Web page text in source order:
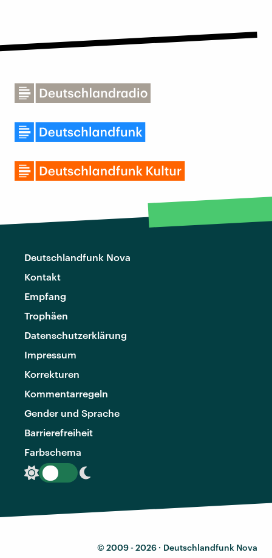
Deutschlandfunk Nova
Kontakt
Empfang
Trophäen
Datenschutzerklärung
Impressum
Korrekturen
Kommentarregeln
Gender und Sprache
Barrierefreiheit
Farbschema
© 2009 - 2026 · Deutschlandfunk Nova